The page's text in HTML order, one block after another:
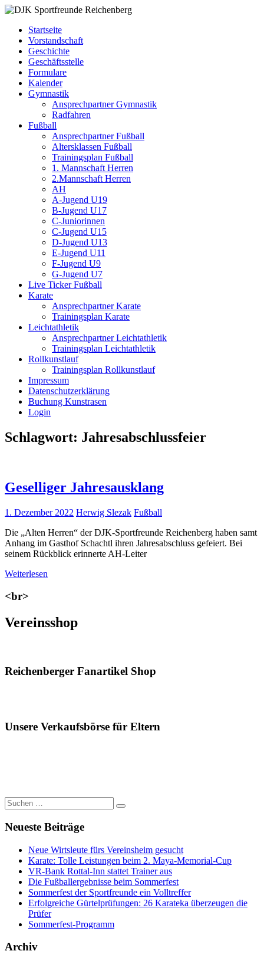
Zum
springen
Sportfreunde
Reichenberg
Gymnastik
Karate
Leichtathletik
Radfahren
Rollkunstlauf
Startseite
Vorstandschaft
Geschichte
Geschäftsstelle
Formulare
Kalender
Gymnastik
Ansprechpartner Gymnastik
Radfahren
Fußball
Ansprechpartner Fußball
Altersklassen Fußball
Trainingsplan Fußball
1. Mannschaft Herren
2.Mannschaft Herren
AH
A-Jugend U19
B-Jugend U17
C-Juniorinnen
C-Jugend U15
D-Jugend U13
E-Jugend U11
F-Jugend U9
G-Jugend U7
Live Ticker Fußball
Karate
Ansprechpartner Karate
Trainingsplan Karate
Leichtathletik
Ansprechpartner Leichtathletik
Trainingsplan Leichtathletik
Rollkunstlauf
Trainingsplan Rollkunstlauf
Impressum
Datenschutzerklärung
Buchung Kunstrasen
Login
Schlagwort: Jahresabschlussfeier
Geselliger Jahresausklang
1. Dezember 2022 Herwig Slezak Fußball
Die „Alten Herren“ der DJK-Sportfreunde Reichenberg haben samt
Anhang im Gasthof Schachtl ihren Jahresabschluss gefeiert. Bei
seinem Rückblick erinnerte AH-Leiter
Weiterlesen
<br>
Vereinsshop
Reichenberger Fanartikel Shop
Unsere Verkaufsbörse für Eltern
Suchen
nach:
Suchen
Neueste Beiträge
Neue Wirtsleute fürs Vereinsheim gesucht
Karate: Tolle Leistungen beim 2. Maya-Memorial-Cup
VR-Bank Rottal-Inn stattet Trainer aus
Die Fußballergebnisse beim Sommerfest
Sommerfest der Sportfreunde ein Volltreffer
Erfolgreiche Gürtelprüfungen: 26 Karateka überzeugen die
Prüfer
Sommerfest-Programm
Archiv